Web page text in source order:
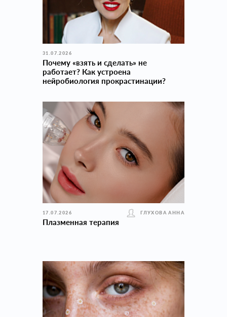
31.07.2026
Почему «взять и сделать» не
работает? Как устроена
нейробиология прокраcтинации?
17.07.2026 ГЛУХОВА АННА
Плазменная терапия